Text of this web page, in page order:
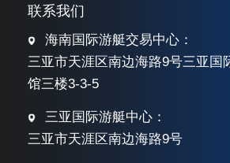
联系我们
海南国际游艇交易中心：
三亚市天涯区南边海路9号三亚国
馆三楼3-3-5
三亚国际游艇中心：
三亚市天涯区南边海路9号